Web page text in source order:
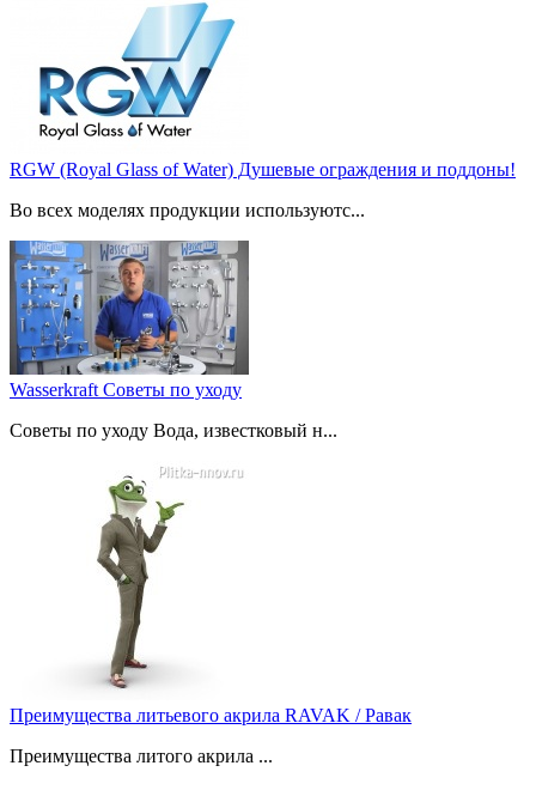
RGW (Royal Glass of Water) Душевые ограждения и поддоны!
Во всех моделях продукции используютс...
Wasserkraft Советы по уходу
Советы по уходу Вода, известковый н...
Преимущества литьевого акрила RAVAK / Равак
Преимущества литого акрила ...